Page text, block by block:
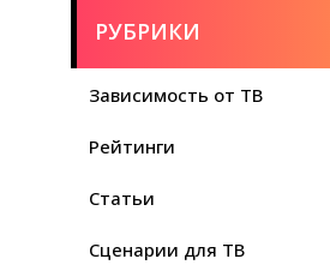
РУБРИКИ
Зависимость от ТВ
Рейтинги
Статьи
Сценарии для ТВ